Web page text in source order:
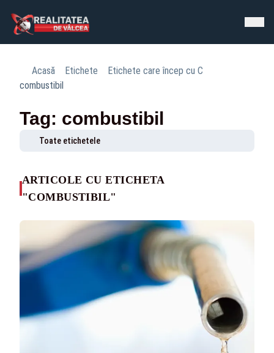
Acasă Etichete
Etichete care încep cu C
combustibil
Tag: combustibil
Toate etichetele
ARTICOLE CU ETICHETA
"COMBUSTIBIL"